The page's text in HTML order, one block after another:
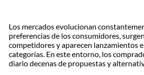
Los mercados evolucionan
preferencias de los consumidores,
competidores y aparecen lanzamientos
categorías. En este entorno, los
diario decenas de propuestas y